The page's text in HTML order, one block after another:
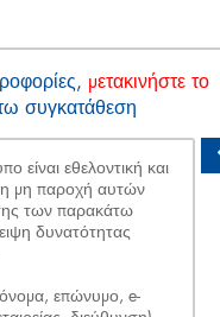
μετακινήστε το
συγκατάθεση
εθελοντική και
μη παροχή αυτών
των παρακάτω
δυνατότητας
επώνυμο, e-